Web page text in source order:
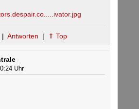
| Antworten | ⇑ Top
Uhr